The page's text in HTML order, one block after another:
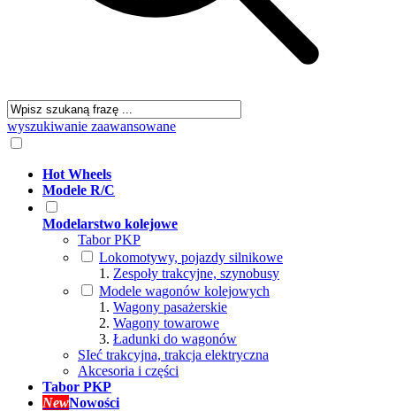
wyszukiwanie zaawansowane
Hot Wheels
Modele R/C
Modelarstwo kolejowe
Tabor PKP
Lokomotywy, pojazdy silnikowe
Zespoły trakcyjne, szynobusy
Modele wagonów kolejowych
Wagony pasażerskie
Wagony towarowe
Ładunki do wagonów
SIeć trakcyjna, trakcja elektryczna
Akcesoria i części
Tabor PKP
NewNowości